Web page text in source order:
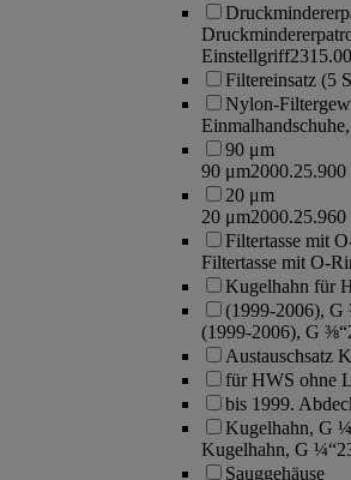
Einstellgriff
Filtereinsatz (5
Nylon-
90 μm
90 μm2000.25.900
20 μm
20 μm2000.25.960
Filtertasse mit
Filtertasse mit O-
Kugelhahn für
(1999-2006), G
(1999-2006), G ⅜“
Austauschsatz
für HWS ohne
bis 1999.
Kugelhahn, G
Kugelhahn, G ¼“
Sauggehäuse